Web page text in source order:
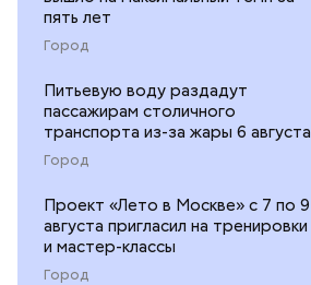
пять лет
Город
Питьевую воду раздадут
пассажирам столичного
транспорта из-за жары 6 августа
Город
Проект «Лето в Москве» с 7 по 9
августа пригласил на тренировки
и мастер-классы
Город